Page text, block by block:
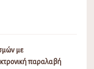
με
παραλαβή